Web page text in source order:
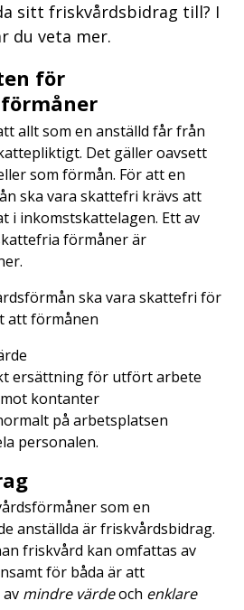
sitt friskvårdsbidrag till? I
du veta mer.
för
allt som en anställd får från
Det gäller oavsett
som förmån. För att en
ska vara skattefri krävs att
i inkomstskattelagen. Ett av
förmåner är
ska vara skattefri för
att förmånen
ersättning för utfört arbete
kontanter
på arbetsplatsen
personalen.
som en
anställda är friskvårdsbidrag.
friskvård kan omfattas av
för båda är att
mindre värdeoch enklare